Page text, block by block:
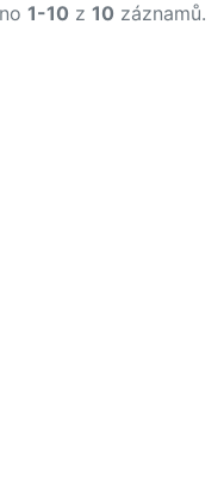
1-10 z 10 záznamů.